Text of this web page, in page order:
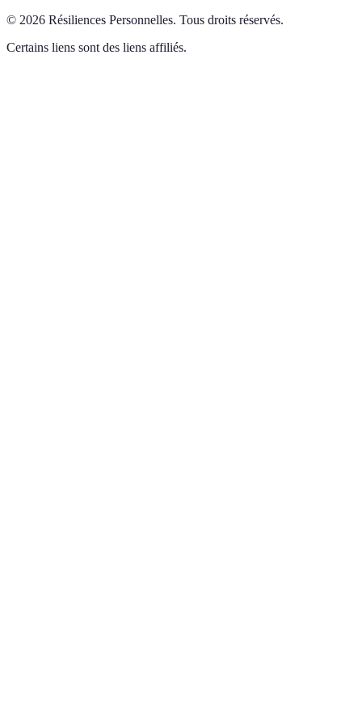
© 2026 Résiliences Personnelles. Tous droits réservés.
Certains liens sont des liens affiliés.